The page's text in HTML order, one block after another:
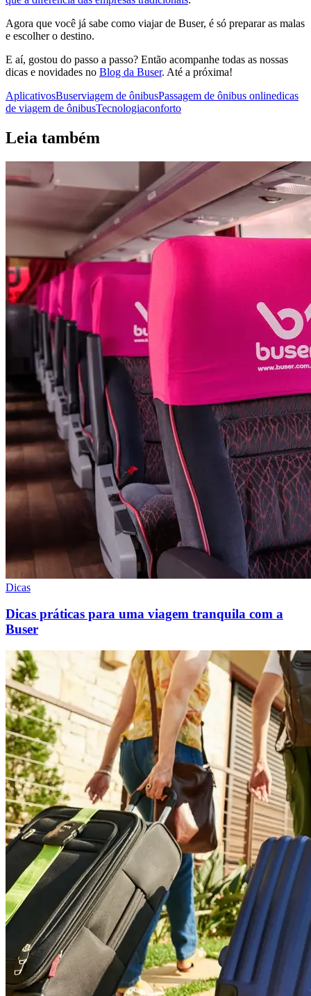
Agora que você já sabe como viajar de Buser, é só preparar as malas
e escolher o destino.
E aí, gostou do passo a passo? Então acompanhe todas as nossas
dicas e novidades no Blog da Buser. Até a próxima!
AplicativosBuserviagem de ônibusPassagem de ônibus onlinedicas
de viagem de ônibusTecnologiaconforto
Leia também
Dicas
Dicas práticas para uma viagem tranquila com a
Buser